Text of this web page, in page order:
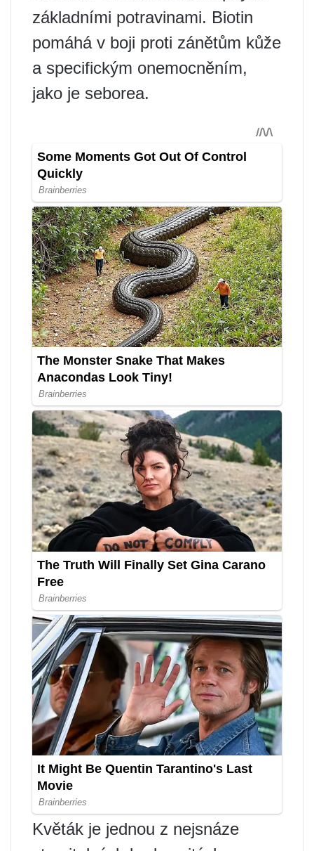
základními potravinami. Biotin
pomáhá v boji proti zánětům kůže
a specifickým onemocněním,
jako je seborea.
Květák je jednou z nejsnáze